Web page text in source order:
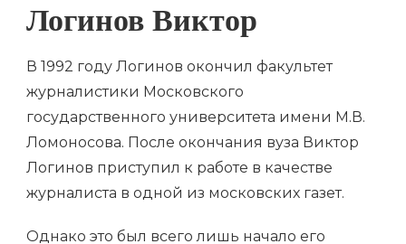
Логинов Виктор
В 1992 году Логинов окончил факультет
журналистики Московского
государственного университета имени М.В.
Ломоносова. После окончания вуза Виктор
Логинов приступил к работе в качестве
журналиста в одной из московских газет.
Однако это был всего лишь начало его